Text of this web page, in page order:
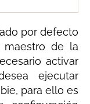
por defecto
maestro de la
activar
ejecutar
para ello es